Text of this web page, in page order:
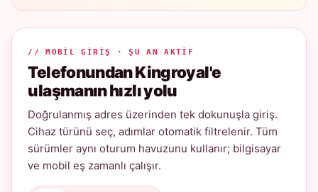
// MOBIL GIRIŞ · ŞU AN AKTIF
Telefonundan Kingroyal'e
ulaşmanın hızlı yolu
Doğrulanmış adres üzerinden tek dokunuşla giriş.
Cihaz türünü seç, adımlar otomatik filtrelenir. Tüm
sürümler aynı oturum havuzunu kullanır; bilgisayar
ve mobil eş zamanlı çalışır.